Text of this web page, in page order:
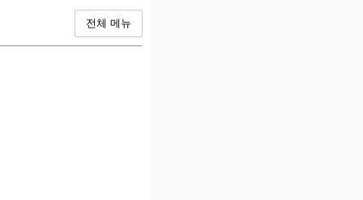
전체 메뉴